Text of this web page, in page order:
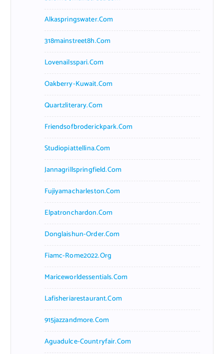
Alkaspringswater.com
318mainstreet8h.com
Lovenailsspari.com
Oakberry-Kuwait.com
Quartzliterary.com
Friendsofbroderickpark.com
Studiopiattellina.com
Jannagrillspringfield.com
Fujiyamacharleston.com
Elpatronchardon.com
Donglaishun-Order.com
Fiamc-Rome2022.org
Mariceworldessentials.com
Lafisheriarestaurant.com
915jazzandmore.com
Aguadulce-Countryfair.com